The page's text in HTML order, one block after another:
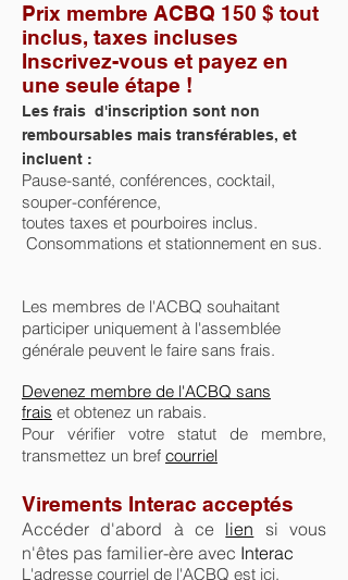
Prix membre ACBQ 150 $ tout
inclus, taxes incluses
Inscrivez-vous et payez en
une seule étape !
Les frais d'inscription sont non
remboursables mais transférables, et
incluent :
Pause-santé, conférences, cocktail,
souper-conférence,
toutes taxes et pourboires inclus.
Consommations et stationnement en sus.
Les membres de l'ACBQ souhaitant
participer uniquement à l'assemblée
générale peuvent le faire sans frais.
Devenez membre de l'ACBQ sans
frais et obtenez un rabais.
Pour vérifier votre statut de membre,
transmettez un bref courriel
Virements Interac acceptés
Accéder d'abord à ce lien si vous
n'êtes pas familier-ère avec Interac
L'adresse courriel de l'ACBQ est ici.